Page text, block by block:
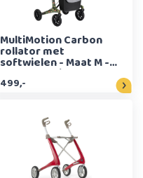
MultiMotion Carbon
rollator met
softwielen - Maat M -
Bloemenprint
499,-